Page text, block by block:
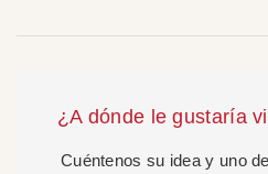
¿A dónde le gustaría
Cuéntenos su idea y uno